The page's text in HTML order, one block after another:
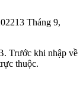
13 Tháng 9,
Trước khi nhập về
thuộc.